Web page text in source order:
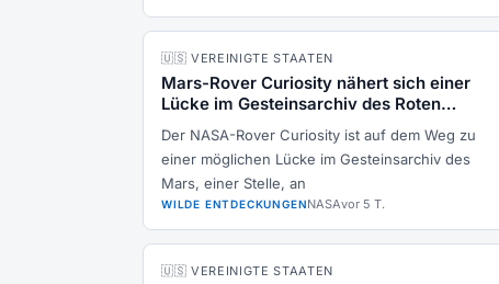
🇺🇸 VEREINIGTE STAATEN
Mars-Rover Curiosity nähert sich einer
Lücke im Gesteinsarchiv des Roten
Planeten
Der NASA-Rover Curiosity ist auf dem Weg zu
einer möglichen Lücke im Gesteinsarchiv des
Mars, einer Stelle, an
WILDE ENTDECKUNGENNASAvor 5 T.
🇺🇸 VEREINIGTE STAATEN